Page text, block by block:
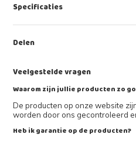
Specificaties
Delen
Veelgestelde vragen
Waarom zijn jullie producten zo
De producten op onze website
worden door ons gecontroleerd
Heb ik garantie op de producten?